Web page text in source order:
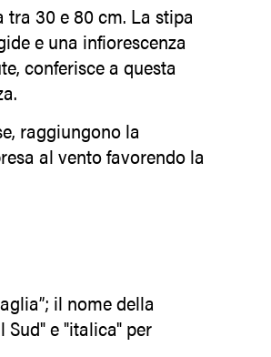
30 e 80 cm. La stipa
e una infiorescenza
conferisce a questa
raggiungono la
al vento favorendo la
il nome della
e "italica" per